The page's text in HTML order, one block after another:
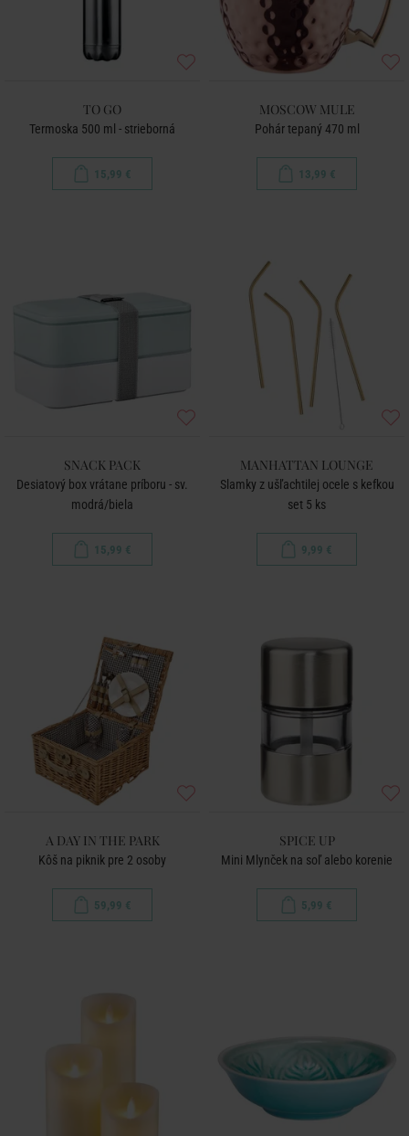
TO GO
Termoska 500 ml - strieborná
15,99 €
MOSCOW MULE
Pohár tepaný 470 ml
13,99 €
SNACK PACK
Desiatový box vrátane príboru - sv.
modrá/biela
15,99 €
MANHATTAN LOUNGE
Slamky z ušľachtilej ocele s kefkou
set 5 ks
9,99 €
A DAY IN THE PARK
Kôš na piknik pre 2 osoby
59,99 €
SPICE UP
Mini Mlynček na soľ alebo korenie
5,99 €